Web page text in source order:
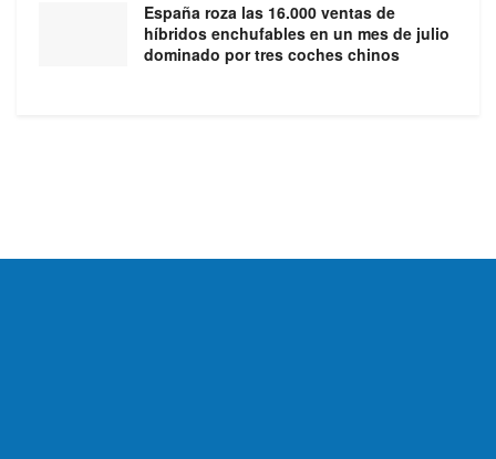
España roza las 16.000 ventas de
híbridos enchufables en un mes de julio
dominado por tres coches chinos